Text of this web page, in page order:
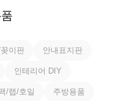
이판 안내표지판
인테리어 DIY
/랩/호일 주방용품